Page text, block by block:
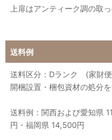
上扉はアンティーク調の取
送料例
送料区分：Dランク (家財
開梱設置・梱包資材の処分を
送料例：関西および愛知県
円・福岡県 14,500円